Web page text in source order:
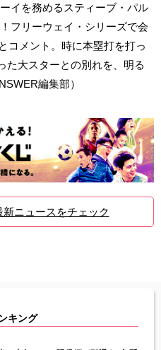
イを務めるスティーブ・パル
フリーウェイ・シリーズで会
コメント。時に本塁打を打っ
た大スターとの別れを、明る
編集部）
新ニュースをチェック
キング